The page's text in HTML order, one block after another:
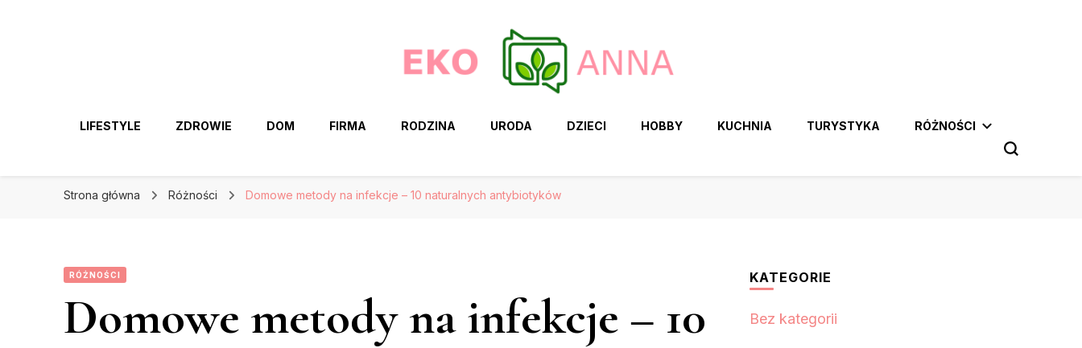
LIFESTYLE ZDROWIE DOM FIRMA RODZINA URODA DZIECI HOBBY KUCHNIA TURYSTYKA RÓŻNOŚCI
Strona główna Różności Domowe metody na infekcje – 10 naturalnych antybiotyków
RÓŻNOŚCI
Domowe metody na infekcje – 10
KATEGORIE
Bez kategorii